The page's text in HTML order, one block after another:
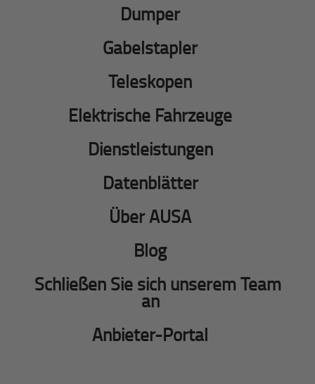
Dumper
Gabelstapler
Teleskopen
Elektrische Fahrzeuge
Dienstleistungen
Datenblätter
Über AUSA
Blog
Schließen Sie sich unserem Team
an
Anbieter-Portal